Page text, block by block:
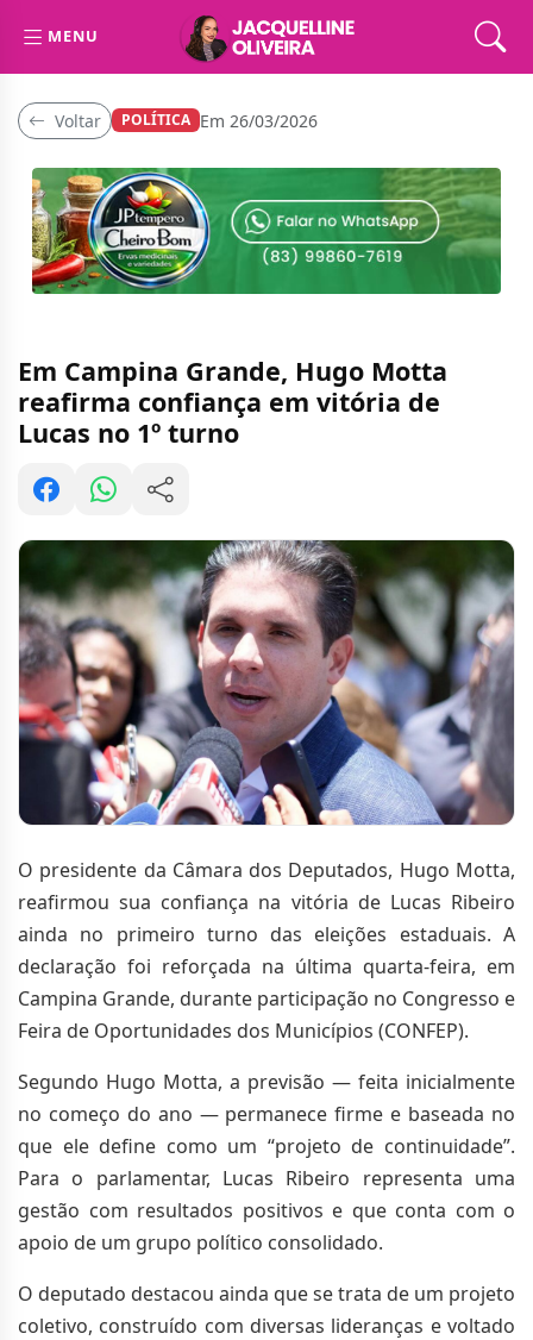
MENU
Voltar POLÍTICA Em 26/03/2026
Em Campina Grande, Hugo Motta
reafirma confiança em vitória de
Lucas no 1º turno
O presidente da Câmara dos Deputados, Hugo Motta,
reafirmou sua confiança na vitória de Lucas Ribeiro
ainda no primeiro turno das eleições estaduais. A
declaração foi reforçada na última quarta-feira, em
Campina Grande, durante participação no Congresso e
Feira de Oportunidades dos Municípios (CONFEP).
Segundo Hugo Motta, a previsão — feita inicialmente
no começo do ano — permanece firme e baseada no
que ele define como um “projeto de continuidade”.
Para o parlamentar, Lucas Ribeiro representa uma
gestão com resultados positivos e que conta com o
apoio de um grupo político consolidado.
O deputado destacou ainda que se trata de um projeto
coletivo, construído com diversas lideranças e voltado